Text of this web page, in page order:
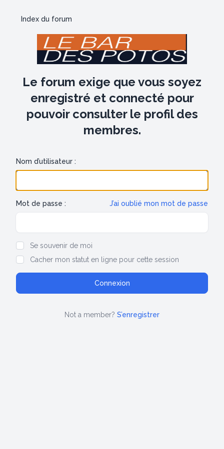
Index du forum
Le forum exige que vous soyez
enregistré et connecté pour
pouvoir consulter le profil des
membres.
Nom d’utilisateur :
Mot de passe : J’ai oublié mon mot de passe
Se souvenir de moi
Cacher mon statut en ligne pour cette session
Not a member? S’enregistrer